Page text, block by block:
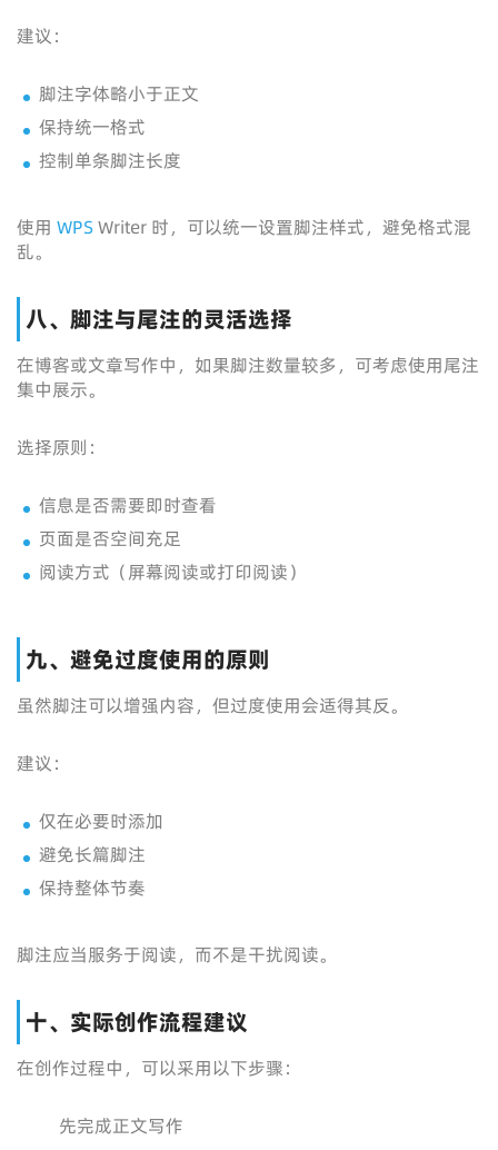
建议：
脚注字体略小于正文
保持统一格式
控制单条脚注长度
使用 WPS Writer 时，可以统一设置脚注样式，避免格式混
乱。
八、脚注与尾注的灵活选择
在博客或文章写作中，如果脚注数量较多，可考虑使用尾注
集中展示。
选择原则：
信息是否需要即时查看
页面是否空间充足
阅读方式（屏幕阅读或打印阅读）
九、避免过度使用的原则
虽然脚注可以增强内容，但过度使用会适得其反。
建议：
仅在必要时添加
避免长篇脚注
保持整体节奏
脚注应当服务于阅读，而不是干扰阅读。
十、实际创作流程建议
在创作过程中，可以采用以下步骤：
先完成正文写作